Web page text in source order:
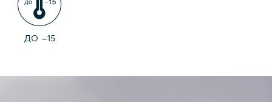
мягкость, морозоустойчивость, становится пушистой, не
продуваемой. Произведена в России под контролем и по
стандартам качества - Canoe.
ДО –15